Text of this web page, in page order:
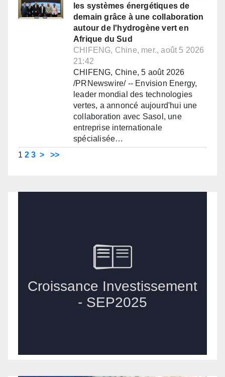
les systèmes énergétiques de
demain grâce à une collaboration
autour de l'hydrogène vert en
Afrique du Sud
CHIFENG, Chine, mer., août 5 2026
21:42
CHIFENG, Chine, 5 août 2026
/PRNewswire/ -- Envision Energy,
leader mondial des technologies
vertes, a annoncé aujourd'hui une
collaboration avec Sasol, une
entreprise internationale
spécialisée…
1 2 3 > >>